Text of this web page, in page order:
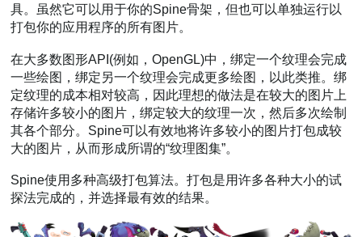
采购
运行时
输出
选项
其他
文件夹结构
JSON配置
纹理图集名称
图片索引
纹理解包器
具。虽然它可以用于你的Spine骨架，但也可以单独运行以
打包你的应用程序的所有图片。
在大多数图形API(例如，OpenGL)中，绑定一个纹理会完成
一些绘图，绑定另一个纹理会完成更多绘图，以此类推。绑
定纹理的成本相对较高，因此理想的做法是在较大的图片上
存储许多较小的图片，绑定较大的纹理一次，然后多次绘制
其各个部分。Spine可以有效地将许多较小的图片打包成较
大的图片，从而形成所谓的“纹理图集”。
Spine使用多种高级打包算法。打包是用许多各种大小的试
探法完成的，并选择最有效的结果。